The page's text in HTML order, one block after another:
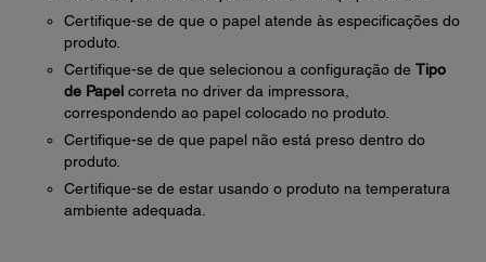
Certifique-se de que o papel atende às especificações do
produto.
Certifique-se de que selecionou a configuração de Tipo
de Papel correta no driver da impressora,
correspondendo ao papel colocado no produto.
Certifique-se de que papel não está preso dentro do
produto.
Certifique-se de estar usando o produto na temperatura
ambiente adequada.